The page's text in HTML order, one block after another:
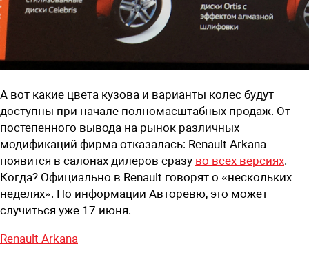
А вот какие цвета кузова и варианты колес будут
доступны при начале полномасштабных продаж. От
постепенного вывода на рынок различных
модификаций фирма отказалась: Renault Arkana
появится в салонах дилеров сразу во всех версиях.
Когда? Официально в Renault говорят о «нескольких
неделях». По информации Авторевю, это может
случиться уже 17 июня.
Renault Arkana